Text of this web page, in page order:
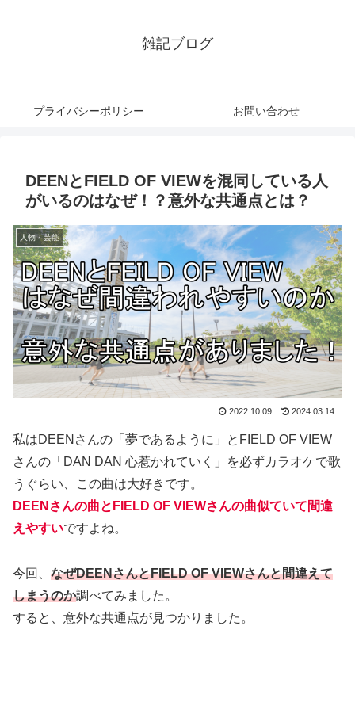
雑記ブログ
プライバシーポリシー お問い合わせ
DEENとFIELD OF VIEWを混同している人
がいるのはなぜ！？意外な共通点とは？
人物・芸能
2022.10.09 2024.03.14
私はDEENさんの「夢であるように」とFIELD OF VIEW
さんの「DAN DAN 心惹かれていく」を必ずカラオケで歌
うぐらい、この曲は大好きです。
DEENさんの曲とFIELD OF VIEWさんの曲似ていて間違
えやすいですよね。
今回、 なぜDEENさんとFIELD OF VIEWさんと間違えて
しまうのか調べてみました。
すると、意外な共通点が見つかりました。